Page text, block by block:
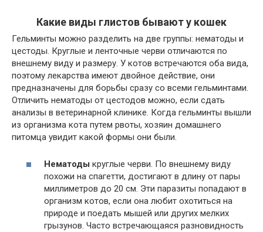
Какие виды глистов бывают у кошек
Гельминты можно разделить на две группы: нематоды и
цестоды. Круглые и ленточные черви отличаются по
внешнему виду и размеру. У котов встречаются оба вида,
поэтому лекарства имеют двойное действие, они
предназначены для борьбы сразу со всеми гельминтами.
Отличить нематоды от цестодов можно, если сдать
анализы в ветеринарной клинике. Когда гельминты вышли
из организма кота путем рвоты, хозяин домашнего
питомца увидит какой формы они были.
Нематоды круглые черви. По внешнему виду
похожи на спагетти, достигают в длину от пары
миллиметров до 20 см. Эти паразиты попадают в
организм котов, если она любит охотиться на
природе и поедать мышей или других мелких
грызунов. Часто встречающаяся разновидность